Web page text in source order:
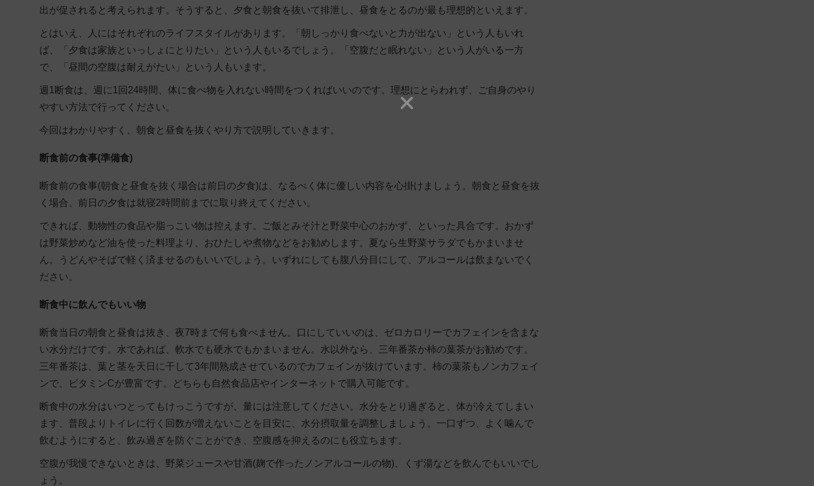
出が促されると考えられます。そうすると、夕食と朝食を抜いて排泄し、昼食をとるのが最も理想的といえます。
とはいえ、人にはそれぞれのライフスタイルがあります。「朝しっかり食べないと力が出ない」という人もいれ
ば、「夕食は家族といっしょにとりたい」という人もいるでしょう。「空腹だと眠れない」という人がいる一方
で、「昼間の空腹は耐えがたい」という人もいます。
週1断食は、 週に1回24時間、体に食べ物を入れない時間をつくればいいのです。理想にとらわれず、ご自身のやり
やすい方法で行ってください。
今回はわかりやすく、朝食と昼食を抜くやり方で説明していきます。
断食前の食事(準備食)
断食前の食事(朝食と昼食を抜く場合は前日の夕食)は、なるべく体に優しい内容を心掛けましょう。朝食と昼食を抜
く場合、前日の夕食は就寝2時間前までに取り終えてください。
できれば、動物性の食品や脂っこい物は控えます。 ご飯とみそ汁と野菜中心のおかず 、といった具合です。おかず
は野菜炒めなど油を使った料理より、おひたしや煮物などをお勧めします。夏なら生野菜サラダでもかまいませ
ん。うどんやそばで軽く済ませるのもいいでしょう。いずれにしても腹八分目にして、アルコールは飲まないでく
ださい。
断食中に飲んでもいい物
断食当日の朝食と昼食は抜き、夜7時まで何も食べません。口にしていいのは、 ゼロカロリーでカフェインを含まな
い水分だけです。水であれば、軟水でも硬水でもかまいません。水以外なら、三年番茶か柿の葉茶がお勧めです。
三年番茶は、葉と茎を天日に干して3年間熟成させているのでカフェインが抜けています。柿の葉茶もノンカフェイ
ンで、ビタミンCが豊富です。どちらも自然食品店やインターネットで購入可能です。
断食中の水分はいつとってもけっこうですが、量には注意してください。水分をとり過ぎると、体が冷えてしまい
ます、 普段よりトイレに行く回数が増えないことを目安に、水分摂取量を調整 しましょう。一口ずつ、よく噛んで
飲むようにすると、飲み過ぎを防ぐことができ、空腹感を抑えるのにも役立ちます。
空腹が我慢できないときは、野菜ジュースや甘酒(麹で作ったノンアルコールの物)、くず湯などを飲んでもいいでし
ょう。